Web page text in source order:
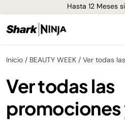
Hasta 12 Meses
Inicio BEAUTY WEEK Ver todas
Ver todas las